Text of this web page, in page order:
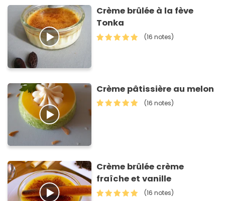
Crème brûlée à la fève
Tonka
(16 notes)
Crème pâtissière au melon
(16 notes)
Crème brûlée crème
fraîche et vanille
(16 notes)